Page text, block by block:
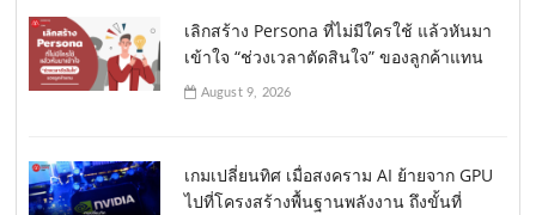
เลิกสร้าง Persona ที่ไม่มีใครใช้ แล้วหันมา
เข้าใจ “ช่วงเวลาตัดสินใจ” ของลูกค้าแทน
August 9, 2026
เกมเปลี่ยนทิศ เมื่อสงคราม AI ย้ายจาก GPU
ไปที่โครงสร้างพื้นฐานพลังงาน ถึงขั้นที่